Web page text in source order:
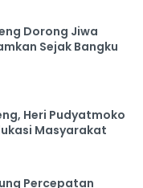
Dorong Jiwa
Sejak Bangku
Heri Pudyatmoko
Masyarakat
Percepatan